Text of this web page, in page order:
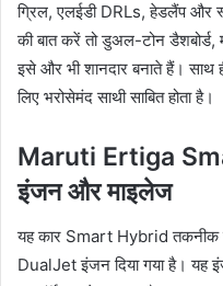
ग्रिल, एलईडी DRLs, हेडलैंप और
की बात करें तो डुअल-टोन
इसे और भी शानदार बनाते हैं।
लिए भरोसेमंद साथी साबित होता है।
Maruti Ertiga
इंजन और माइलेज
यह कार Smart Hybrid तकनीक
DualJet इंजन दिया गया है। यह